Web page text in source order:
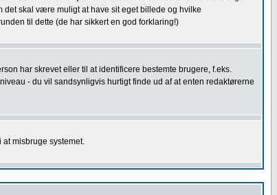
skal være muligt at have sit eget billede og hvilke
til dette (de har sikkert en god forklaring!)
har skrevet eller til at identificere bestemte brugere, f.eks.
- du vil sandsynligvis hurtigt finde ud af at enten redaktørerne
misbruge systemet.